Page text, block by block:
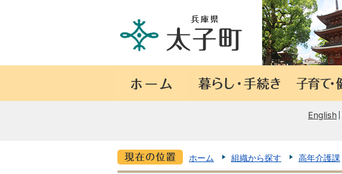
English
ホーム 組織から探す 高年介護課